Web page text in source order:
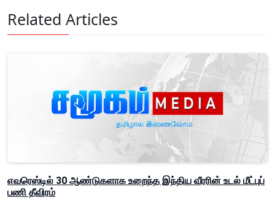
Related Articles
எவரெஸ்டில் 30 ஆண்டுகளாக உறைந்த இந்திய வீரரின் உடல் மீட்புப்
பணி தீவிரம்